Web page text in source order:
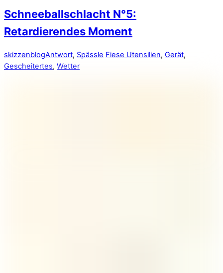
Schneeballschlacht N°5:
Retardierendes Moment
skizzenblogAntwort, Spässle Fiese Utensilien, Gerät,
Gescheitertes, Wetter